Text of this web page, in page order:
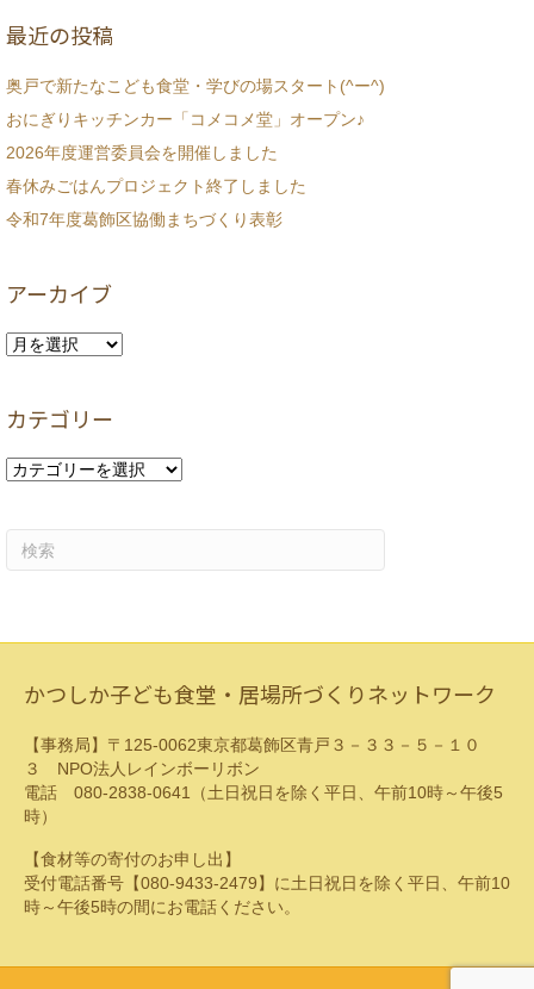
最近の投稿
奥戸で新たなこども食堂・学びの場スタート(^ー^)
おにぎりキッチンカー「コメコメ堂」オープン♪
2026年度運営委員会を開催しました
春休みごはんプロジェクト終了しました
令和7年度葛飾区協働まちづくり表彰
アーカイブ
ア
イ
カテゴリー
カ
かつしか子ども食堂・居場所づくりネットワーク
【事務局】〒125-0062東京都葛飾区青戸３－３３－５－１０
３ NPO法人レインボーリボン
電話 080-2838-0641（土日祝日を除く平日、午前10時～午後5
時）
【食材等の寄付のお申し出】
受付電話番号【080-9433-2479】に土日祝日を除く平日、午前10
時～午後5時の間にお電話ください。